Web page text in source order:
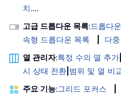
치....
고급 드롭다운 목록:드롭다
속형 드롭다운 목록
다
열 관리자:특정 수의 열 추가
시 상태 전환 범위 및 열 비
주요 기능:그리드 포커스